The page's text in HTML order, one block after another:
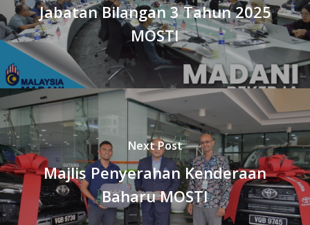
Jabatan Bilangan 3 Tahun 2025
MOSTI
Next Post
Majlis Penyerahan Kenderaan
Baharu MOSTI